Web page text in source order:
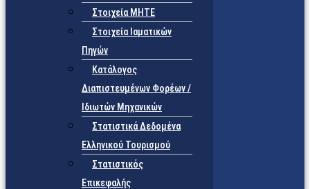
Στοιχεία ΜΗΤΕ
Στοιχεία Ιαματικών
Πηγών
Κατάλογος
Διαπιστευμένων Φορέων /
Ιδιωτών Μηχανικών
Στατιστικά Δεδομένα
Ελληνικού Τουρισμού
Στατιστικός
Επικεφαλής